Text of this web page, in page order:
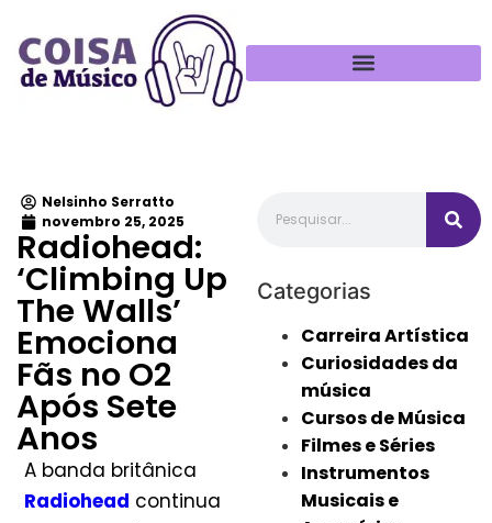
Nelsinho Serratto
novembro 25, 2025
Radiohead:
‘Climbing Up
The Walls’
Emociona
Fãs no O2
Após Sete
Anos
A banda britânica
Radiohead continua
Categorias
Carreira Artística
Curiosidades da
música
Cursos de Música
Filmes e Séries
Instrumentos
Musicais e